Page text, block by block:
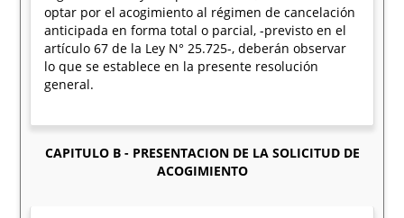
optar por el acogimiento al régimen de cancelación
anticipada en forma total o parcial, -previsto en el
artículo 67 de la Ley N° 25.725-, deberán observar
lo que se establece en la presente resolución
general.
CAPITULO B - PRESENTACION DE LA SOLICITUD DE
ACOGIMIENTO